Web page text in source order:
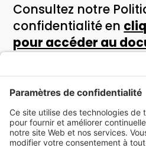
Consultez notre
confidentialité en
pour accéder au
Si vous avez des
préoccupations, si
déposer une plainte
protection des